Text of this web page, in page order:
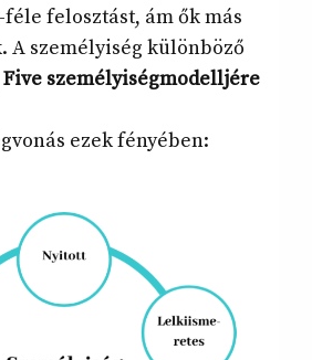
felosztást, ám ők más
A személyiség különböző
személyiségmodelljére
ezek fényében: